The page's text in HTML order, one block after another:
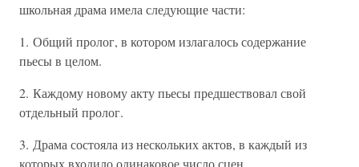
школьная драма имела следующие части:
1. Общий пролог, в котором излагалось содержание
пьесы в целом.
2. Каждому новому акту пьесы предшествовал свой
отдельный пролог.
3. Драма состояла из нескольких актов, в каждый из
которых входило одинаковое число сцен.